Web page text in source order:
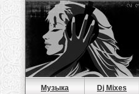
Музыка Dj Mixes